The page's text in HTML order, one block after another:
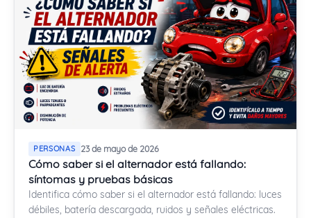
PERSONAS 23 de mayo de 2026
Cómo saber si el alternador está fallando:
síntomas y pruebas básicas
Identifica cómo saber si el alternador está fallando: luces
débiles, batería descargada, ruidos y señales eléctricas.